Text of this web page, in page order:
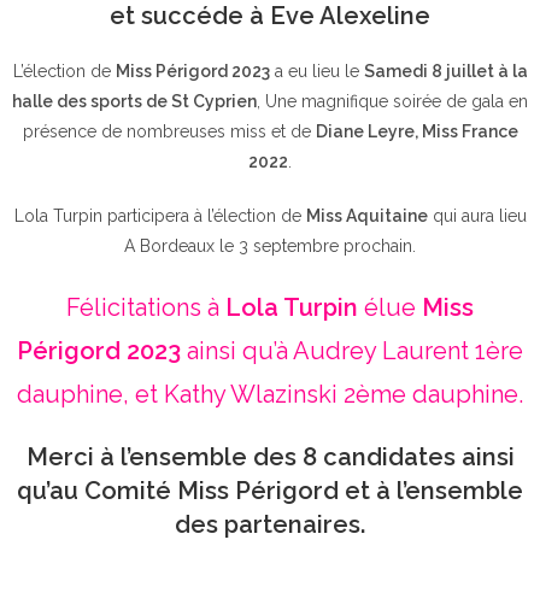
et succéde à Eve Alexeline
L’élection de Miss Périgord 2023a eu lieu le Samedi 8 juillet à la
halle des sports de St Cyprien , Une magnifique soirée de gala en
présence de nombreuses miss et de Diane Leyre, Miss France
2022
Lola Turpin participera à l’élection de Miss Aquitainequi aura lieu
A Bordeaux le 3 septembre prochain.
Félicitations à Lola Turpin élue Miss
Périgord 2023 ainsi qu’à Audrey Laurent 1ère
dauphine, et Kathy Wlazinski 2ème dauphine.
Merci à l’ensemble des 8 candidates ainsi
qu’au Comité Miss Périgord et à l’ensemble
des partenaires.